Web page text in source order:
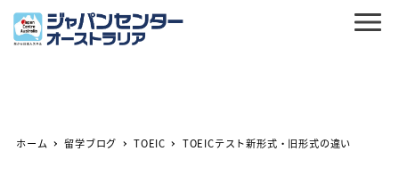
ホーム 留学ブログ TOEIC TOEICテスト新形式・旧形式の違い